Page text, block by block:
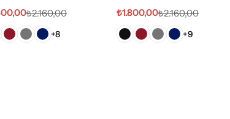
₺2.160,00
+8
Takımı
₺2.160,00
₺1.800,00
+9